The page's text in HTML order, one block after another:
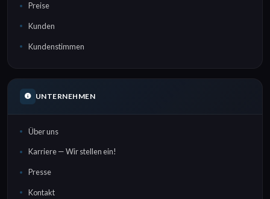
Preise
Kunden
Kundenstimmen
UNTERNEHMEN
Über uns
Karriere — Wir stellen ein!
Presse
Kontakt